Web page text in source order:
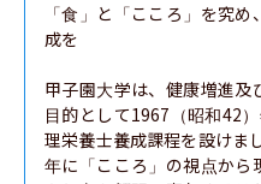
「食」と「こころ」を究
成を
甲子園大学は、健康増進及
目的として1967（昭和42
理栄養士養成課程を設けま
年に「こころ」の視点から